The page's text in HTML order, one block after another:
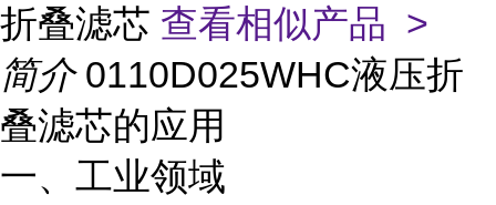
折叠滤芯 查看相似产品 >
简介 0110D025WHC液压折
叠滤芯的应用
一、工业领域